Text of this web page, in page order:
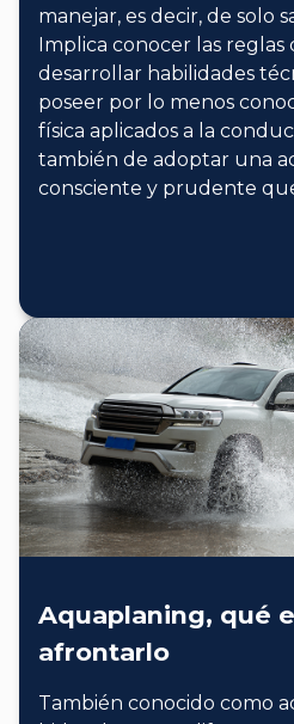
manejar, es decir, de solo
Implica conocer las reglas
desarrollar habilidades
poseer por lo menos
física aplicados a la
también de adoptar una
consciente y prudente
Aquaplaning, qué
afrontarlo
También conocido como